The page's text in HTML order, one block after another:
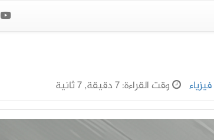
فيزياء وقت القراءة: 7 دقيقة, 7 ثانية